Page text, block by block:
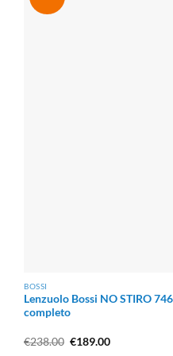
BOSSI
Lenzuolo Bossi NO STIRO
completo
€238.00 Il
€189.00Il